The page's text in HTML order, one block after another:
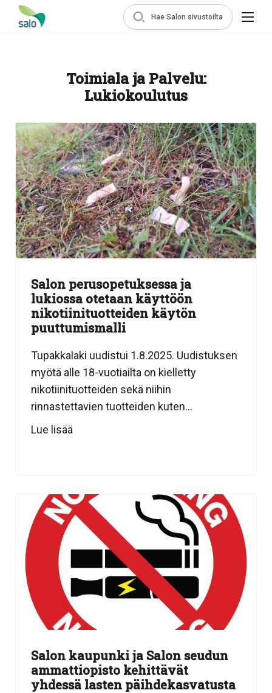
Hae Salon sivustoilta
Toimiala ja Palvelu:
Lukiokoulutus
Salon perusopetuksessa ja
lukiossa otetaan käyttöön
nikotiinituotteiden käytön
puuttumismalli
Tupakkalaki uudistui 1.8.2025. Uudistuksen
myötä alle 18-vuotiailta on kielletty
nikotiinituotteiden sekä niihin
rinnastettavien tuotteiden kuten...
Lue lisää
Salon kaupunki ja Salon seudun
ammattiopisto kehittävät
yhdessä lasten päihdekasvatusta